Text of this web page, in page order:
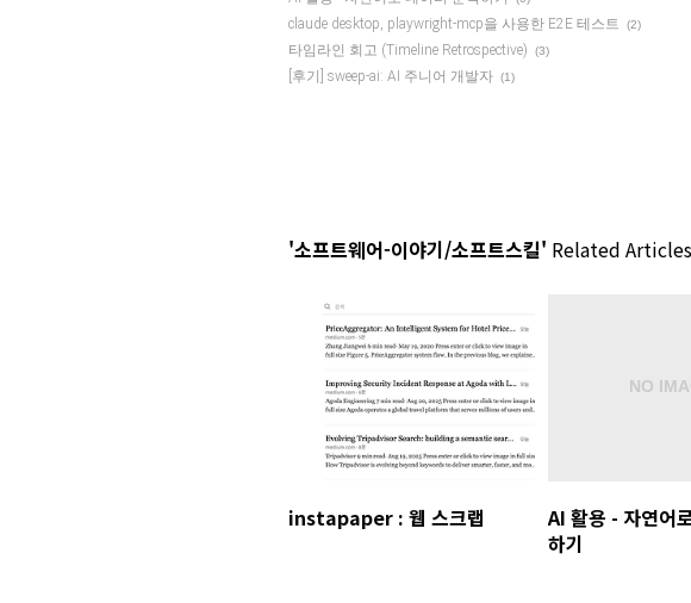
claude desktop, playwright-mcp을 사용한 E2E 테스트 (2)
타임라인 회고 (Timeline Retrospective) (3)
[후기] sweep-ai: AI 주니어 개발자 (1)
'소프트웨어-이야기/소프트스킬' Related Articles
instapaper : 웹 스크랩
AI 활용 - 자연어
하기